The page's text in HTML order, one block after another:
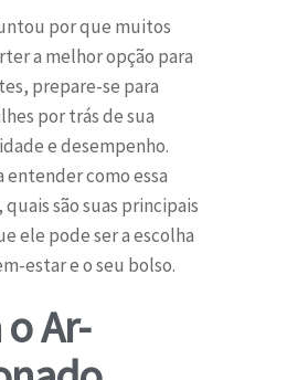
por que muitos
a melhor opção para
prepare-se para
por trás de sua
e desempenho.
entender como essa
são suas principais
ele pode ser a escolha
estar e o seu bolso.
Ar-